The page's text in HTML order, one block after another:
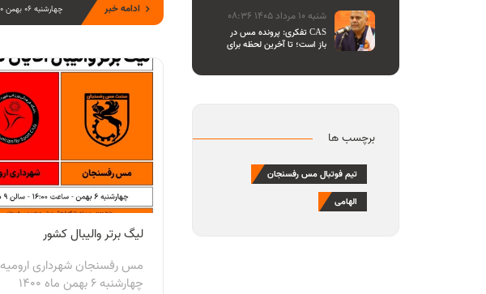
چهارشنبه 06 بهمن 1400 10:58 ادامه خبر
لیگ برتر والیبال کشور
مس رفسنجان شهرداری ارومیه
چهارشنبه 6 بهمن ماه 1400
می‌جنگیم
شنبه 10 مرداد 1405 08:36
تفکری: پرونده مس در CAS
باز است؛ تا آخرین لحظه برای
برچسب ها
تیم فوتبال مس رفسنجان
الهامی